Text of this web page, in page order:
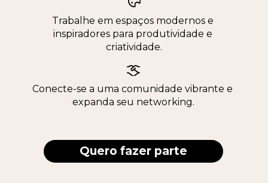
Trabalhe em espaços modernos e
inspiradores para produtividade e
criatividade.
Conecte-se a uma comunidade vibrante e
expanda seu networking.
Quero fazer parte